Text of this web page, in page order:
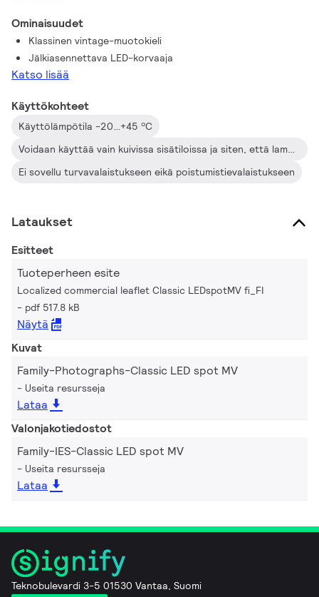
Ominaisuudet
Klassinen vintage-muotokieli
Jälkiasennettava LED-korvaaja
Katso lisää
Käyttökohteet
Käyttölämpötila -20…+45 ºC
Voidaan käyttää vain kuivissa sisätiloissa ja siten, että lampun ympärille jää 10 mm vapaata tilaa
Ei sovellu turvavalaistukseen eikä poistumistievalaistukseen
Lataukset
Esitteet
Tuoteperheen esite
Localized commercial leaflet Classic LEDspotMV fi_FI
pdf 517.8 kB
Näytä
Kuvat
Family-Photographs-Classic LED spot MV
Useita resursseja
Lataa
Valonjakotiedostot
Family-IES-Classic LED spot MV
Useita resursseja
Lataa
Teknobulevardi 3-5 01530 Vantaa, Suomi